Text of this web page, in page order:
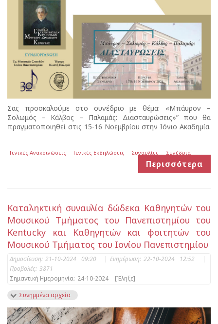
Σας προσκαλούμε στο συνέδριο με θέμα: «Μπάυρον –
Σολωμός – Κάλβος – Παλαμάς: Διασταυρώσεις»” που θα
πραγματοποιηθεί στις 15-16 Νοεμβρίου στην Ιόνιο Ακαδημία.
Γενικές Ανακοινώσεις Γενικές Εκδηλώσεις Συναυλίες Συνέδρια
Περισσότερα
Καταληκτική συναυλία δώδεκα Καθηγητών του
Μουσικού Τμήματος του Πανεπιστημίου του
Kentucky και Καθηγητών και φοιτητών του
Μουσικού Τμήματος του Ιονίου Πανεπιστημίου
Δημοσίευση: 21-10-2024 09:20 | Ενημέρωση: 22-10-2024 12:52
|
Προβολές: 3871
Σημαντική Ημερομηνία: 24-10-2024
[Έληξε]
Συνημμένα αρχεία